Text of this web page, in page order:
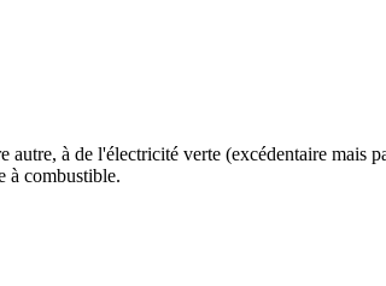
à de l'électricité verte (excédentaire mais
à combustible.